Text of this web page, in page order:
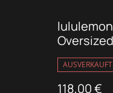
AUSVERKAUFT
118,00 €